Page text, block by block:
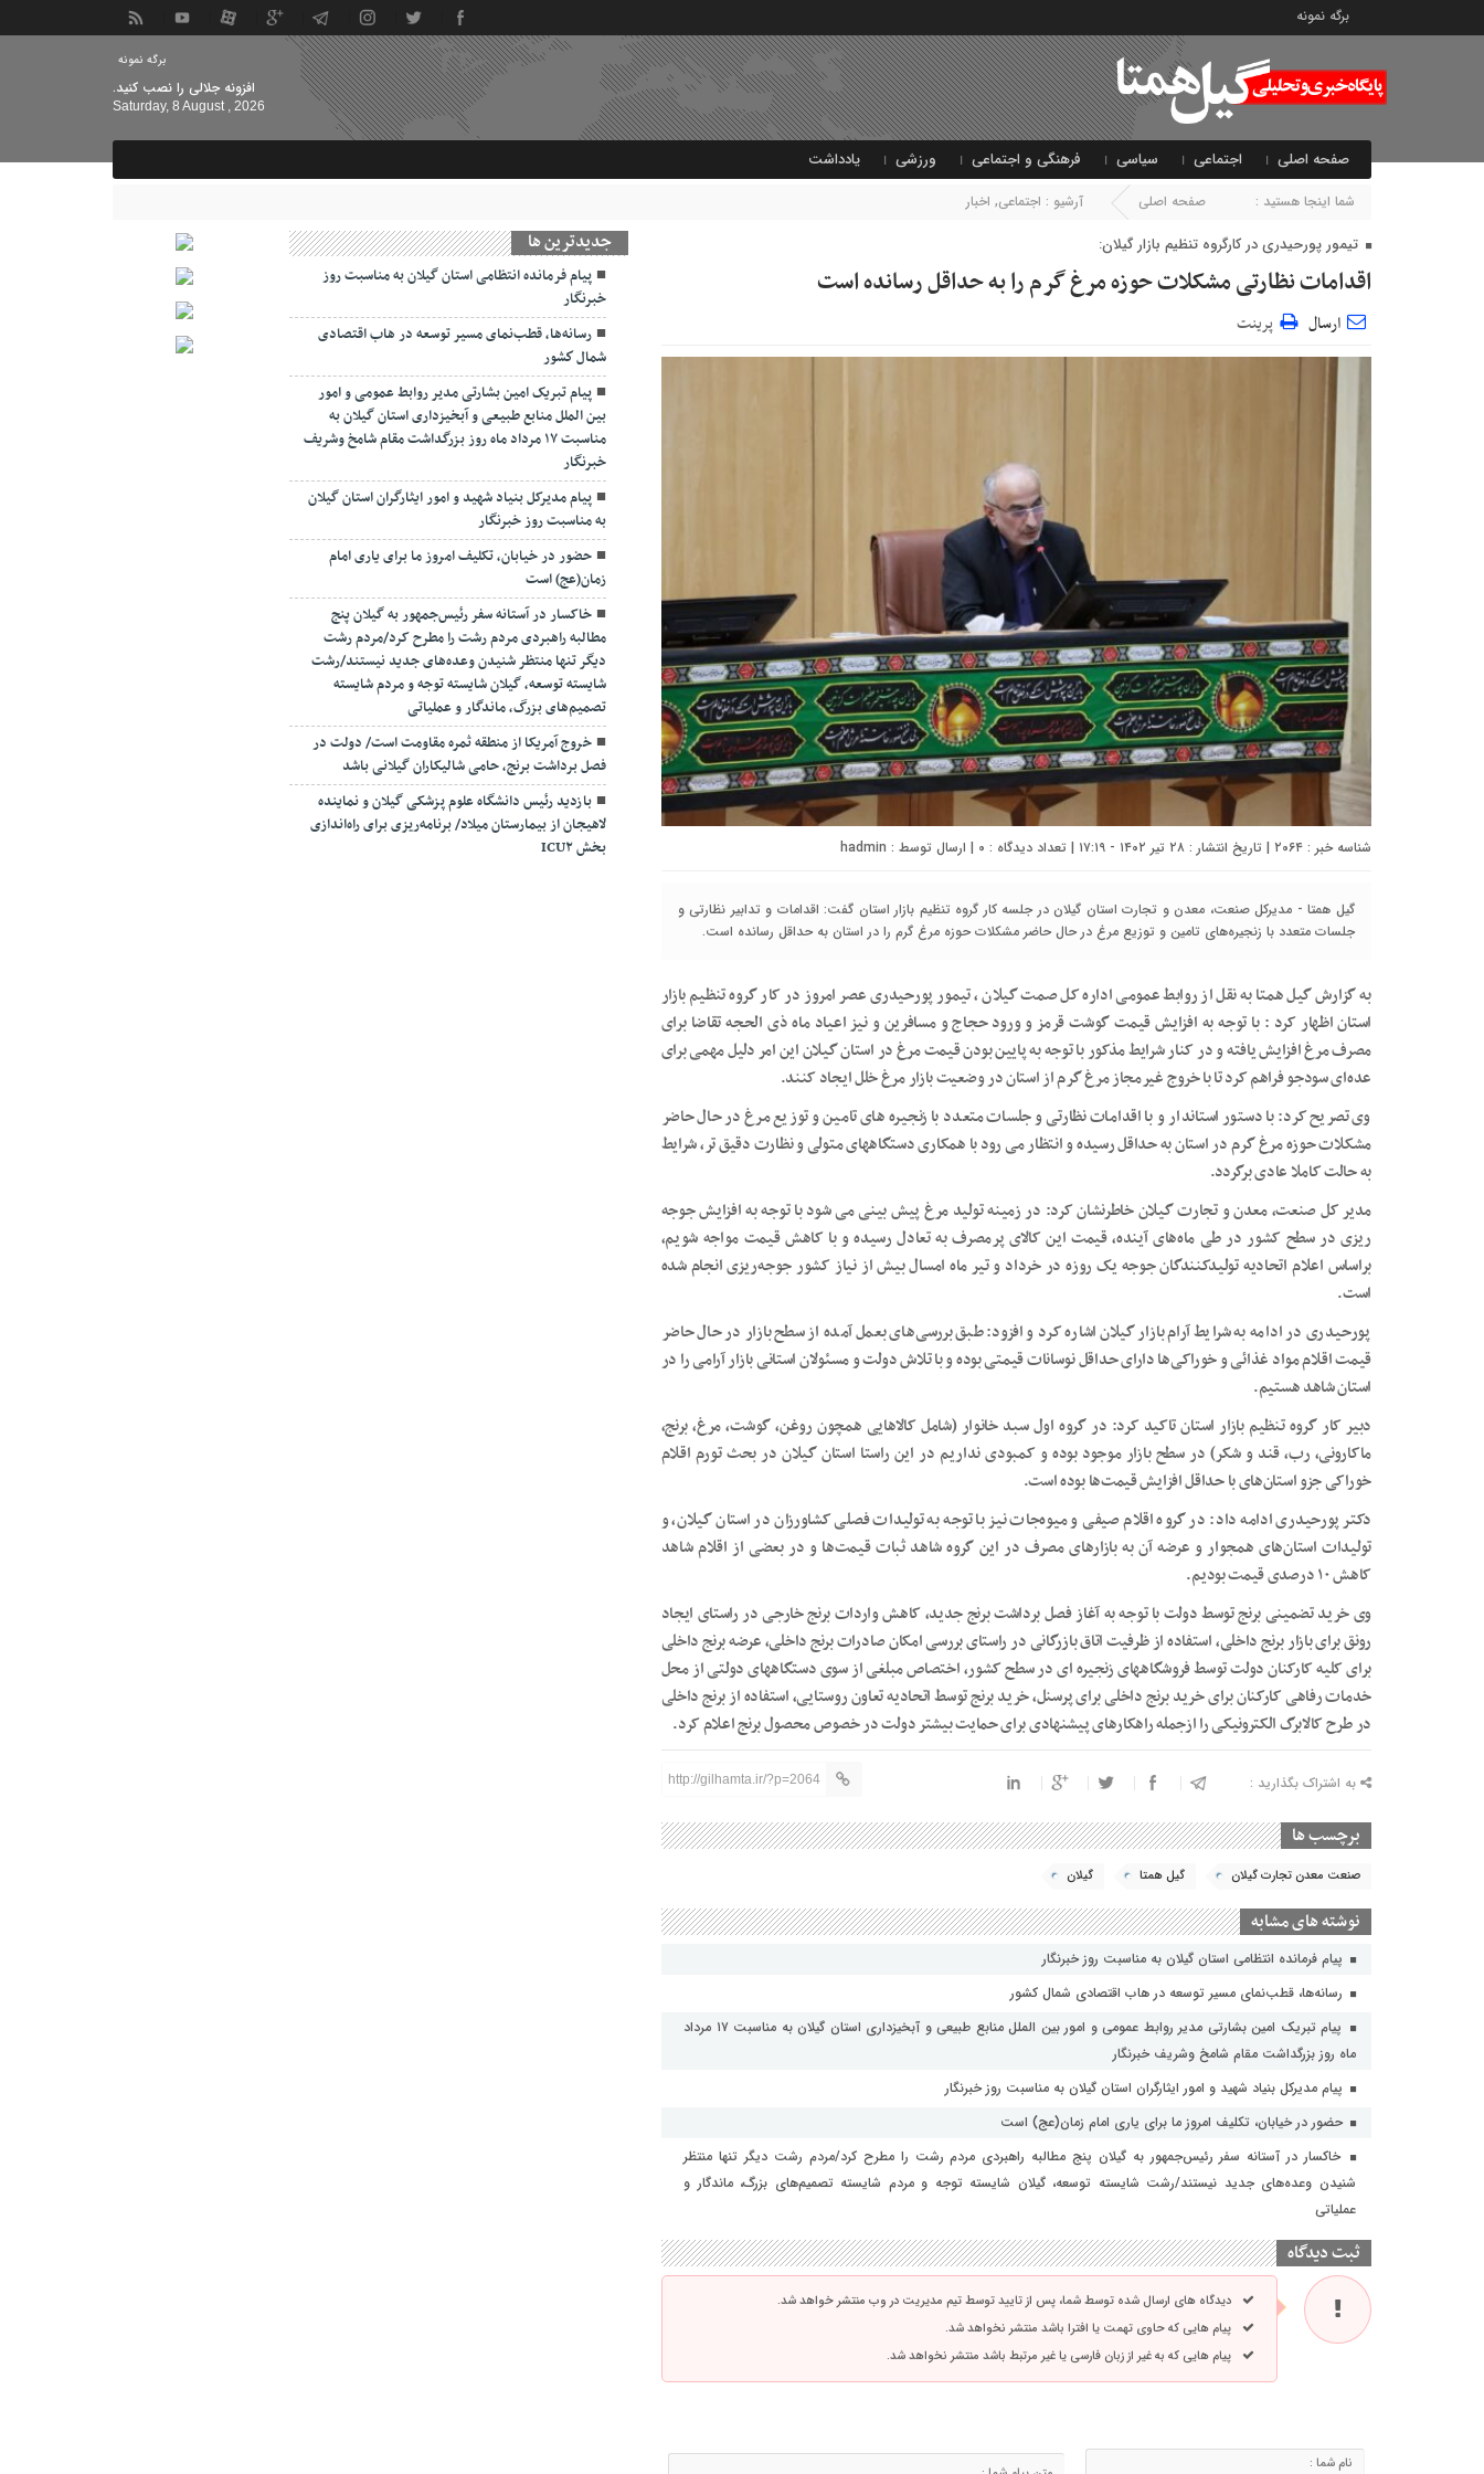
برگه نمونه
برگه نمونه
افزونه جلالی را نصب کنید.
Saturday, 8 August , 2026
صفحه اصلی اجتماعی سیاسی فرهنگی و اجتماعی ورزشی یادداشت
شما اینجا هستید : صفحه اصلی آرشیو : اجتماعی, اخبار
تیمور پورحیدری در کارگروه تنظیم بازار گیلان:
اقدامات نظارتی مشکلات حوزه مرغ گرم را به حداقل رسانده است
ارسال پرینت
شناسه خبر : ۲۰۶۴ | تاریخ انتشار : ۲۸ تیر ۱۴۰۲ - ۱۷:۱۹ | تعداد دیدگاه : ۰ | ارسال توسط : hadmin
گیل همتا - مدیرکل صنعت، معدن و تجارت استان گیلان در جلسه کار گروه تنظیم بازار استان گفت: اقدامات و تدابیر نظارتی و
جلسات متعدد با زنجیره‌های تامین و توزیع مرغ در حال حاضر مشکلات حوزه مرغ گرم را در استان به حداقل رسانده است.
به گزارش گیل همتا به نقل از روابط عمومی اداره کل صمت گیلان ، تیمور پورحیدری عصر امروز در کار گروه تنظیم بازار
استان اظهار کرد : با توجه به افزایش قیمت گوشت قرمز و ورود حجاج و مسافرین و نیز اعیاد ماه ذی الحجه تقاضا برای
مصرف مرغ افزایش یافته و در کنار شرایط مذکور با توجه به پایین بودن قیمت مرغ در استان گیلان این امر دلیل مهمی برای
عده‌ای سودجو فراهم کرد تا با خروج غیرمجاز مرغ گرم از استان در وضعیت بازار مرغ خلل ایجاد کنند.
وی تصریح کرد: با دستور استاندار و با اقدامات نظارتی و جلسات متعدد با زنجیره های تامین و توزیع مرغ در حال حاضر
مشکلات حوزه مرغ گرم در استان به حداقل رسیده و انتظار می رود با همکاری دستگاههای متولی و نظارت دقیق تر، شرایط
به حالت کاملا عادی برگردد.
مدیر کل صنعت، معدن و تجارت گیلان خاطرنشان کرد: در زمینه تولید مرغ پیش بینی می شود با توجه به افزایش جوجه
ریزی در سطح کشور در طی ماه‌های آینده، قیمت این کالای پرمصرف به تعادل رسیده و با کاهش قیمت مواجه شویم،
براساس اعلام اتحادیه تولیدکنندگان جوجه یک روزه در خرداد و تیر ماه امسال بیش از نیاز کشور جوجه‌ریزی انجام شده
است.
پورحیدری در ادامه به شرایط آرام بازار گیلان اشاره کرد و افزود: طبق بررسی‌های بعمل آمده از سطح بازار در حال حاضر
قیمت اقلام مواد غذائی و خوراکی‌ها دارای حداقل نوسانات قیمتی بوده و با تلاش دولت و مسئولان استانی بازار آرامی را در
استان شاهد هستیم.
دبیر کار گروه تنظیم بازار استان تاکید کرد: در گروه اول سبد خانوار (شامل کالاهایی همچون روغن، گوشت، مرغ، برنج،
ماکارونی، رب، قند و شکر) در سطح بازار موجود بوده و کمبودی نداریم در این راستا استان گیلان در بحث تورم اقلام
خوراکی جزو استان‌های با حداقل افزایش قیمت‌ها بوده است.
دکتر پورحیدری ادامه داد: در گروه اقلام صیفی و میوه‌جات نیز با توجه به تولیدات فصلی کشاورزان در استان گیلان، و
تولیدات استان‌های همجوار و عرضه آن به بازارهای مصرف در این گروه شاهد ثبات قیمت‌ها و در بعضی از اقلام شاهد
کاهش ۱۰ درصدی قیمت بودیم.
وی خرید تضمینی برنج توسط دولت با توجه به آغاز فصل برداشت برنج جدید، کاهش واردات برنج خارجی در راستای ایجاد
رونق برای بازار برنج داخلی، استفاده از ظرفیت اتاق بازرگانی در راستای بررسی امکان صادرات برنج داخلی، عرضه برنج داخلی
برای کلیه کارکنان دولت توسط فروشگاههای زنجیره ای در سطح کشور، اختصاص مبلغی از سوی دستگاههای دولتی از محل
خدمات رفاهی کارکنان برای خرید برنج داخلی برای پرسنل، خرید برنج توسط اتحادیه تعاون روستایی، استفاده از برنج داخلی
در طرح کالابرگ الکترونیکی را ازجمله راهکارهای پیشنهادی برای حمایت بیشتر دولت در خصوص محصول برنج اعلام کرد.
به اشتراک بگذارید : http://gilhamta.ir/?p=2064
برچسب ها
صنعت معدن تجارت گیلان گیل همتا گیلان
نوشته های مشابه
پیام فرمانده انتظامی استان گیلان به مناسبت روز خبرنگار
رسانه‌ها، قطب‌نمای مسیر توسعه در هاب اقتصادی شمال كشور
پیام تبریک امین بشارتی مدیر روابط عمومی و امور بین الملل منابع طبیعی و آبخیزداری استان گیلان به مناسبت ۱۷ مرداد
ماه روز بزرگداشت مقام شامخ وشریف خبرنگار
پیام مدیرکل بنیاد شهید و امور ایثارگران استان گیلان به مناسبت روز خبرنگار
حضور در خیابان، تکلیف امروز ما برای یاری امام زمان(عج) است
خاکسار در آستانه سفر رئیس‌جمهور به گیلان پنج مطالبه راهبردی مردم رشت را مطرح کرد/مردم رشت دیگر تنها منتظر
شنیدن وعده‌های جدید نیستند/رشت شایسته توسعه، گیلان شایسته توجه و مردم شایسته تصمیم‌های بزرگ، ماندگار و
عملیاتی
ثبت دیدگاه
دیدگاه های ارسال شده توسط شما، پس از تایید توسط تیم مدیریت در وب منتشر خواهد شد.
پیام هایی که حاوی تهمت یا افترا باشد منتشر نخواهد شد.
پیام هایی که به غیر از زبان فارسی یا غیر مرتبط باشد منتشر نخواهد شد.
جديدترين ها
پیام فرمانده انتظامی استان گیلان به مناسبت روز
خبرنگار
رسانه‌ها، قطب‌نمای مسیر توسعه در هاب اقتصادی
شمال كشور
پیام تبریک امین بشارتی مدیر روابط عمومی و امور
بین الملل منابع طبیعی و آبخیزداری استان گیلان به
مناسبت ۱۷ مرداد ماه روز بزرگداشت مقام شامخ وشریف
خبرنگار
پیام مدیرکل بنیاد شهید و امور ایثارگران استان گیلان
به مناسبت روز خبرنگار
حضور در خیابان، تکلیف امروز ما برای یاری امام
زمان(عج) است
خاکسار در آستانه سفر رئیس‌جمهور به گیلان پنج
مطالبه راهبردی مردم رشت را مطرح کرد/مردم رشت
دیگر تنها منتظر شنیدن وعده‌های جدید نیستند/رشت
شایسته توسعه، گیلان شایسته توجه و مردم شایسته
تصمیم‌های بزرگ، ماندگار و عملیاتی
خروج آمریکا از منطقه ثمره مقاومت است/ دولت در
فصل برداشت برنج، حامی شالیکاران گیلانی باشد
بازدید رئیس دانشگاه علوم پزشکی گیلان و نماینده
لاهیجان از بیمارستان میلاد/ برنامه‌ریزی برای راه‌اندازی
بخش ICU۲